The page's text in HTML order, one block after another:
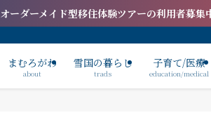
オーダーメイド型移住体験ツアーの利用者募集
まむろがわ
about
雪国の暮らし
trads
子育て/医療
education/medical